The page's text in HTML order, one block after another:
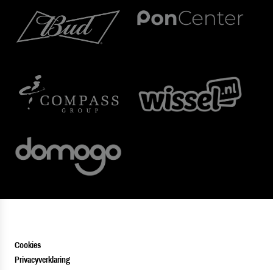
Cookies
Privacyverklaring